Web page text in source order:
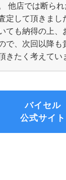
他店では断ら
定して頂きまし
ても納得の上、
で、次回以降も
きたく考えてい
バイセル
公式サイト